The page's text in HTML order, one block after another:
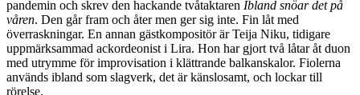
pandemin och skrev den hackande tvåtaktaren Ibland snöar det på
våren. Den går fram och åter men ger sig inte. Fin låt med
överraskningar. En annan gästkompositör är Teija Niku, tidigare
uppmärksammad ackordeonist i Lira. Hon har gjort två låtar åt duon
med utrymme för improvisation i klättrande balkanskalor. Fiolerna
används ibland som slagverk, det är känslosamt, och lockar till
rörelse.